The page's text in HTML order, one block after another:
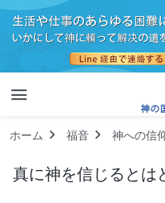
ホーム 福音 神への信
真に神を信じるとは